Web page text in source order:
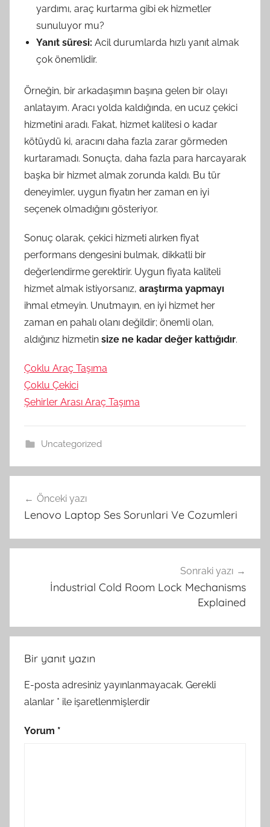
yardımı, araç kurtarma gibi ek hizmetler
sunuluyor mu?
Yanıt süresi: Acil durumlarda hızlı yanıt almak
çok önemlidir.
Örneğin, bir arkadaşımın başına gelen bir olayı
anlatayım. Aracı yolda kaldığında, en ucuz çekici
hizmetini aradı. Fakat, hizmet kalitesi o kadar
kötüydü ki, aracını daha fazla zarar görmeden
kurtaramadı. Sonuçta, daha fazla para harcayarak
başka bir hizmet almak zorunda kaldı. Bu tür
deneyimler, uygun fiyatın her zaman en iyi
seçenek olmadığını gösteriyor.
Sonuç olarak, çekici hizmeti alırken fiyat
performans dengesini bulmak, dikkatli bir
değerlendirme gerektirir. Uygun fiyata kaliteli
hizmet almak istiyorsanız, araştırma yapmayı
ihmal etmeyin. Unutmayın, en iyi hizmet her
zaman en pahalı olanı değildir; önemli olan,
aldığınız hizmetin size ne kadar değer kattığıdır.
Çoklu Araç Taşıma
Çoklu Çekici
Şehirler Arası Araç Taşıma
Uncategorized
gezinmesi
Önceki yazı
Lenovo Laptop Ses Sorunlari Ve Cozumleri
Sonraki yazı
İndustrial Cold Room Lock Mechanisms
Explained
Bir yanıt yazın
E-posta adresiniz yayınlanmayacak. Gerekli
alanlar * ile işaretlenmişlerdir
Yorum *